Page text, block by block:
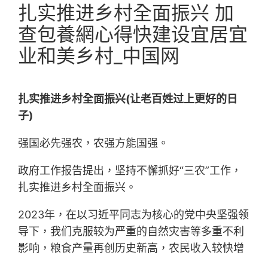
扎实推进乡村全面振兴 加
查包養網心得快建设宜居宜
业和美乡村_中国网
扎实推进乡村全面振兴(让老百姓过上更好的日
子)
强国必先强农，农强方能国强。
政府工作报告提出，坚持不懈抓好“三农”工作，
扎实推进乡村全面振兴。
2023年，在以习近平同志为核心的党中央坚强领
导下，我们克服较为严重的自然灾害等多重不利
影响，粮食产量再创历史新高，农民收入较快增